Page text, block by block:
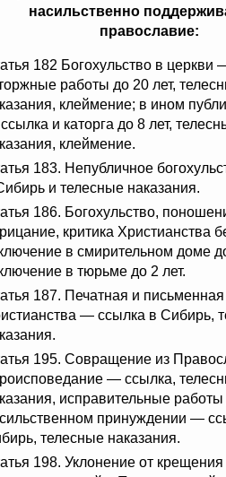
насильственно
православие:
182 Богохульство в церкви
работы до 20 лет,
клеймение; в ином
и каторга до 8 лет,
клеймение.
183. Непубличное
и телесные наказания.
186. Богохульство,
критика Христианства
в смирительном доме
в тюрьме до 2 лет.
187. Печатная и письменная
— ссылка в Сибирь,
195. Совращение из
— ссылка,
исправительные работы
принуждении —
телесные наказания.
198. Уклонение от крещения